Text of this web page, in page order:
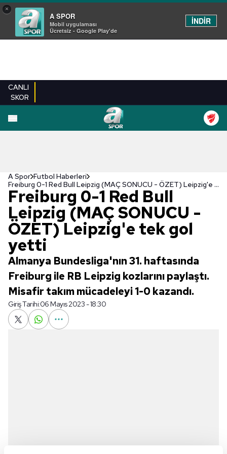
×
A SPOR
Mobil uygulaması
Ücretsiz - Google Play'de
İNDİR
CANLI
SKOR
A Spor Futbol Haberleri
Freiburg 0-1 Red Bull Leipzig (MAÇ SONUCU - ÖZET) Leipzig'e tek gol yetti
Freiburg 0-1 Red Bull
Leipzig (MAÇ SONUCU -
ÖZET) Leipzig'e tek gol
yetti
Almanya Bundesliga'nın 31. haftasında
Freiburg ile RB Leipzig kozlarını paylaştı.
Misafir takım mücadeleyi 1-0 kazandı.
Giriş Tarihi:06 Mayıs 2023 - 18:30